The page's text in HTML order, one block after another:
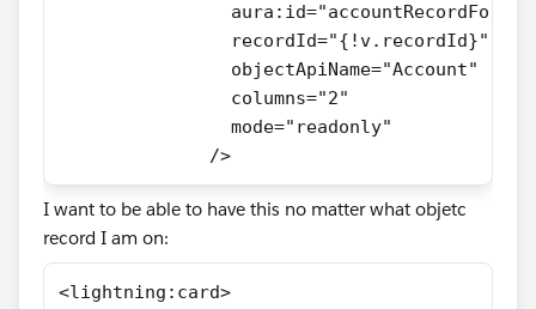
                aura:id="accountRecordForm"
                recordId="{!v.recordId}"
                objectApiName="Account"
                columns="2"
                mode="readonly"
              />
I want to be able to have this no matter what objetc
record I am on:
<lightning:card>